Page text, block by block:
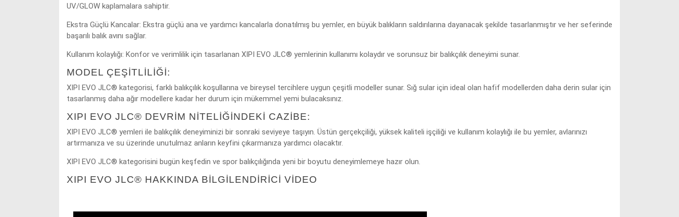
UV/GLOW kaplamalara sahiptir.
Ekstra Güçlü Kancalar: Ekstra güçlü ana ve yardımcı kancalarla donatılmış bu yemler, en büyük balıkların saldırılarına dayanacak şekilde tasarlanmıştır ve her seferinde
başarılı balık avını sağlar.
Kullanım kolaylığı: Konfor ve verimlilik için tasarlanan XIPI EVO JLC® yemlerinin kullanımı kolaydır ve sorunsuz bir balıkçılık deneyimi sunar.
MODEL ÇEŞITLILIĞI:
XIPI EVO JLC® kategorisi, farklı balıkçılık koşullarına ve bireysel tercihlere uygun çeşitli modeller sunar. Sığ sular için ideal olan hafif modellerden daha derin sular için
tasarlanmış daha ağır modellere kadar her durum için mükemmel yemi bulacaksınız.
XIPI EVO JLC® DEVRIM NITELIĞINDEKI CAZIBE:
XIPI EVO JLC® yemleri ile balıkçılık deneyiminizi bir sonraki seviyeye taşıyın. Üstün gerçekçiliği, yüksek kaliteli işçiliği ve kullanım kolaylığı ile bu yemler, avlarınızı
artırmanıza ve su üzerinde unutulmaz anların keyfini çıkarmanıza yardımcı olacaktır.
XIPI EVO JLC® kategorisini bugün keşfedin ve spor balıkçılığında yeni bir boyutu deneyimlemeye hazır olun.
XIPI EVO JLC® HAKKINDA BİLGİLENDİRİCİ VIDEO